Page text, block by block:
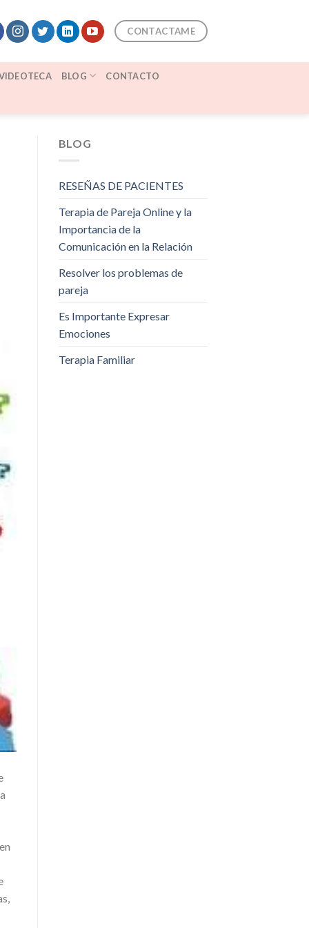
CONTACTAME
BLOG CONTACTO
BLOG
RESEÑAS DE PACIENTES
Terapia de Pareja Online y la
Importancia de la
Comunicación en la Relación
Resolver los problemas de
pareja
Es Importante Expresar
Emociones
Terapia Familiar